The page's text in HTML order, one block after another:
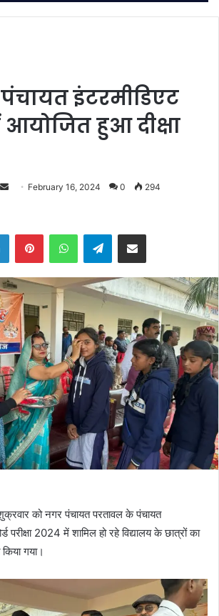
इंटरमीडिएट
हुआ दीक्षा
Send February 16, 2024 0 294
LinkedInPinterestWhatsAppTelegramShare via Email
को नगर पंचायत परतावल के पंचायत
परीक्षा 2024 में शामिल हो रहे विद्यालय के छात्रों का
गया।